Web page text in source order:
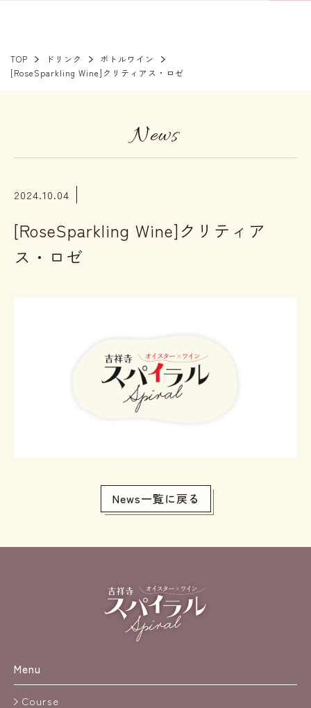
TOP ドリンク
ボトルワイン
[RoseSparkling Wine]クリティアス・ロゼ
News
2024.10.04
[RoseSparkling Wine]クリティア
ス・ロゼ
News一覧に戻る
Menu
Course